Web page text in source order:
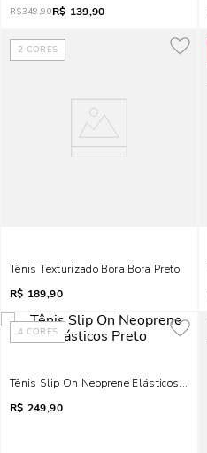
R$349,90R$ 139,90
2 CORES
Tênis Texturizado Bora Bora Preto
R$ 189,90
4 CORES
Tênis Slip On Neoprene Elásticos Preto
R$ 249,90